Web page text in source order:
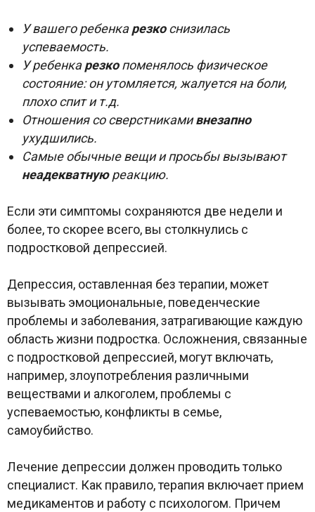
У вашего ребенкарезкоснизилась
успеваемость.
У ребенкарезкопоменялось физическое
состояние: он утомляется, жалуется на боли,
плохо спит и т.д.
Отношения со сверстникамивнезапно
ухудшились.
Самые обычные вещи и просьбы вызывают
неадекватнуюреакцию.
Если эти симптомы сохраняются две недели и
более, то скорее всего, вы столкнулись с
подростковой депрессией.
Депрессия, оставленная без терапии, может
вызывать эмоциональные, поведенческие
проблемы и заболевания, затрагивающие каждую
область жизни подростка. Осложнения, связанные
с подростковой депрессией, могут включать,
например, злоупотребления различными
веществами и алкоголем, проблемы с
успеваемостью, конфликты в семье,
самоубийство.
Лечение депрессии должен проводить только
специалист. Как правило, терапия включает прием
медикаментов и работу с психологом. Причем